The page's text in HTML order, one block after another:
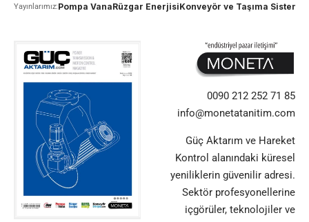
Yayınlarımız:Pompa VanaRüzgar EnerjisiKonveyör ve Taşıma
0090 212 252 71 85
info@monetatanitim.com
Güç Aktarım ve Hareket
Kontrol alanındaki küresel
yeniliklerin güvenilir adresi.
Sektör profesyonellerine
içgörüler, teknolojiler ve